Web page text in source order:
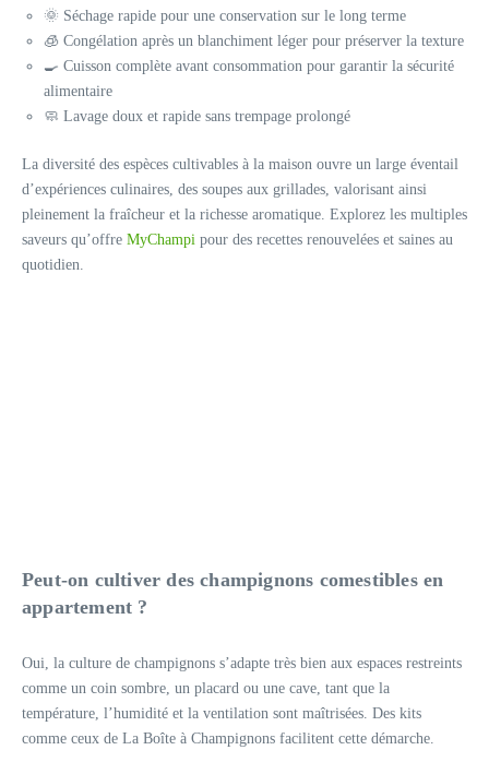
🌞 Séchage rapide pour une conservation sur le long terme
🧊 Congélation après un blanchiment léger pour préserver la texture
🍳 Cuisson complète avant consommation pour garantir la sécurité
alimentaire
🧼 Lavage doux et rapide sans trempage prolongé
La diversité des espèces cultivables à la maison ouvre un large éventail
d’expériences culinaires, des soupes aux grillades, valorisant ainsi
pleinement la fraîcheur et la richesse aromatique. Explorez les multiples
saveurs qu’offre MyChampi pour des recettes renouvelées et saines au
quotidien.
Peut-on cultiver des champignons comestibles en
appartement ?
Oui, la culture de champignons s’adapte très bien aux espaces restreints
comme un coin sombre, un placard ou une cave, tant que la
température, l’humidité et la ventilation sont maîtrisées. Des kits
comme ceux de La Boîte à Champignons facilitent cette démarche.